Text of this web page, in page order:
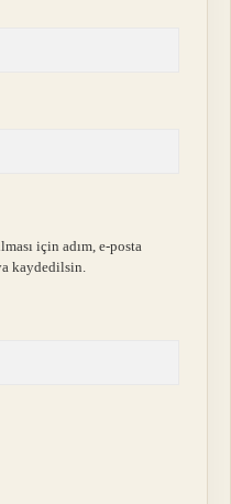
için adım, e-posta
kaydedilsin.